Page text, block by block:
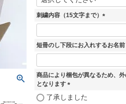
必
須
刺繍内容（15文字まで）
(
必
須
)
短冊のし下段にお入れするお名前
商品により梱包が異なるため、
となります
(
了承しました